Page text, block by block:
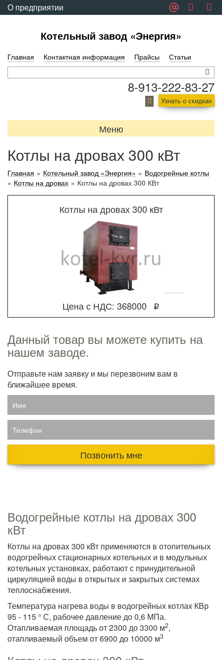
О предприятии
Котельный завод «Энергия»
Главная Контактная информация Прайсы Статьи
8-913-222-83-27
Узнать о скидках
Меню
Котлы на дровах 300 кВт
Главная » Котельный завод «Энергия» » Водогрейные котлы
» Котлы на дровах » Котлы на дровах 300 КВт
Котлы на дровах 300 кВт
Цена с НДС: 368000 q
Данный товар вы можете купить на
нашем заводе.
Отправьте нам заявку и мы перезвоним вам в
ближайшее время.
Имя
Телефон
Позвонить мне
Водогрейные котлы на дровах 300
кВт
Котлы на дровах 300 кВт применяются в отопительных
водогрейных стационарных котельных и в модульных
котельных установках, работают с принудительной
циркуляцией воды в открытых и закрытых системах
теплоснабжения.
Температура нагрева воды в водогрейных котлах КВр
95 - 115 ° С, рабочее давление до 0,6 МПа.
Отапливаемая площадь от 2300 до 3300 м2,
отапливаемый объем от 6900 до 10000 м3